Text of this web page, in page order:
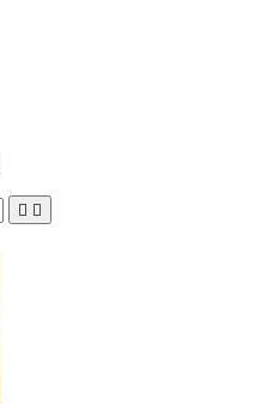
 